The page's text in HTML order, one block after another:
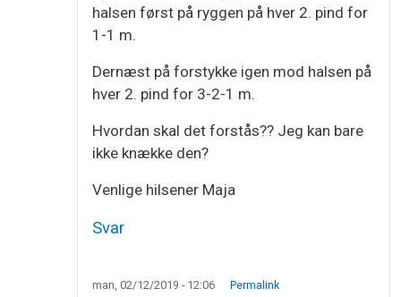
halsen først på ryggen på hver 2. pind for
1-1 m.
Dernæst på forstykke igen mod halsen på
hver 2. pind for 3-2-1 m.
Hvordan skal det forstås?? Jeg kan bare
ikke knække den?
Venlige hilsener Maja
Svar
man, 02/12/2019 - 12:06 Permalink